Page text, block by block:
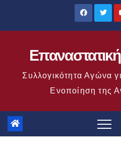
Συλλογικότητα Αγώνα
Ενοποίηση της